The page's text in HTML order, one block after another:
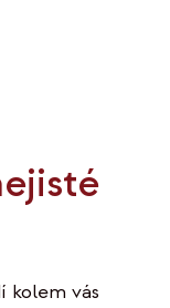
kolem vás